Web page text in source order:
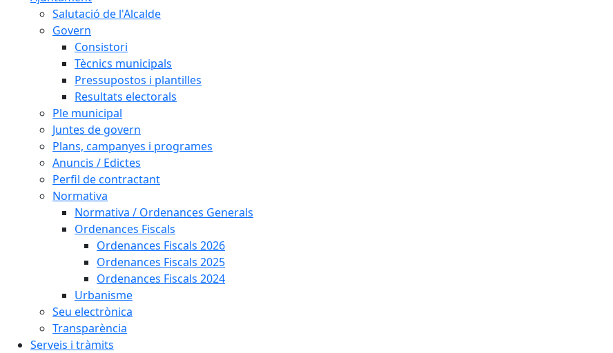
Salutació de l'Alcalde
Govern
Consistori
Tècnics municipals
Pressupostos i plantilles
Resultats electorals
Ple municipal
Juntes de govern
Plans, campanyes i programes
Anuncis / Edictes
Perfil de contractant
Normativa
Normativa / Ordenances Generals
Ordenances Fiscals
Ordenances Fiscals 2026
Ordenances Fiscals 2025
Ordenances Fiscals 2024
Urbanisme
Seu electrònica
Transparència
Serveis i tràmits